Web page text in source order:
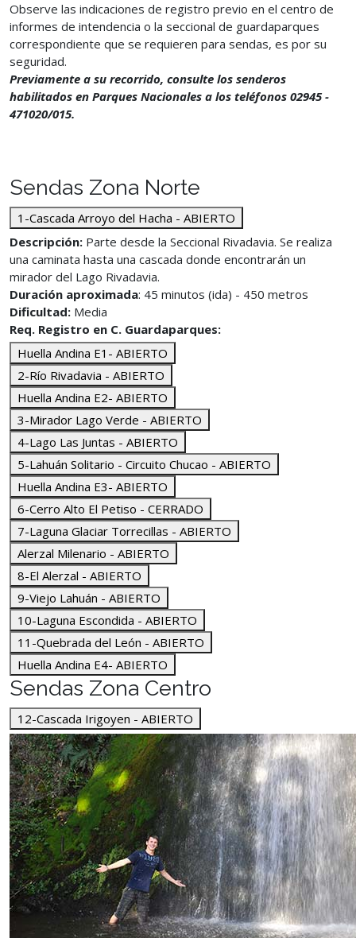
Observe las indicaciones de registro previo en el centro de
informes de intendencia o la seccional de guardaparques
correspondiente que se requieren para sendas, es por su
seguridad.
Previamente a su recorrido, consulte los senderos
habilitados en Parques Nacionales a los teléfonos 02945 -
471020/015.
Sendas Zona Norte
1-Cascada Arroyo del Hacha - ABIERTO
Descripción: Parte desde la Seccional Rivadavia. Se realiza
una caminata hasta una cascada donde encontrarán un
mirador del Lago Rivadavia.
Duración aproximada: 45 minutos (ida) - 450 metros
Dificultad: Media
Req. Registro en C. Guardaparques:
Huella Andina E1- ABIERTO
2-Río Rivadavia - ABIERTO
Huella Andina E2- ABIERTO
3-Mirador Lago Verde - ABIERTO
4-Lago Las Juntas - ABIERTO
5-Lahuán Solitario - Circuito Chucao - ABIERTO
Huella Andina E3- ABIERTO
6-Cerro Alto El Petiso - CERRADO
7-Laguna Glaciar Torrecillas - ABIERTO
Alerzal Milenario - ABIERTO
8-El Alerzal - ABIERTO
9-Viejo Lahuán - ABIERTO
10-Laguna Escondida - ABIERTO
11-Quebrada del León - ABIERTO
Huella Andina E4- ABIERTO
Sendas Zona Centro
12-Cascada Irigoyen - ABIERTO